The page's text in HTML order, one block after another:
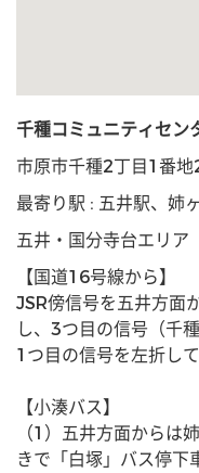
千種コミュニティセン
市原市千種2丁目1番地
最寄り駅 : 五井駅、姉
五井・国分寺台エリア
【国道16号線から】
JSR傍信号を五井方面
し、3つ目の信号（千
1つ目の信号を左折し
【小湊バス】
（1）五井方面からは
きで「白塚」バス停下